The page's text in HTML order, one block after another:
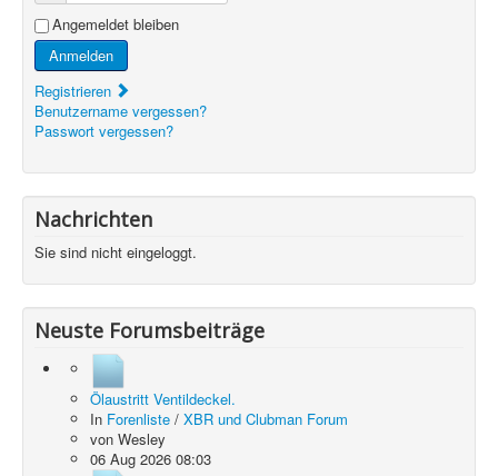
Angemeldet bleiben
Anmelden
Registrieren
Benutzername vergessen?
Passwort vergessen?
Nachrichten
Sie sind nicht eingeloggt.
Neuste Forumsbeiträge
Ölaustritt Ventildeckel.
In Forenliste / XBR und Clubman Forum
von Wesley
06 Aug 2026 08:03